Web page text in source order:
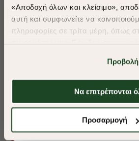
«Αποδοχή όλων και κλείσιμο»,
αυτή και συμφωνείτε να
πληροφορίες σε τρίτα μέρη, όπως
απαιτούμενα cookies» και θα
στα cookies και τις τεχνολογίες που
απαραίτητα για την ασφαλή απόδοση
λειτουργικότητα της ιστοσελίδας
θα μπορούμε να συλλέξουμε
Προβολή
Να επιτρέπονται
Προσαρμογή
ΠΟΥΚΑΜΙΣΟ OXFORD REGULAR FIT
SUMMER
Shop Now